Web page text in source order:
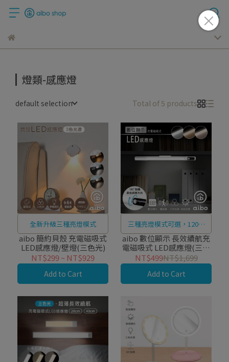
燈類-感應燈
default selection Total of 5 products
全新升級三種亮燈模式
aibo 簡約貝殼 充電磁吸式
LED感應燈/壁燈(三色光)
NT$299~ NT$929
Add to Cart
三種亮燈模式可選，120度
廣角感應
aibo 數位顯示 長效續航充
電磁吸式 LED感應燈(三色
光)
NT$499NT$1,699
Add to Cart